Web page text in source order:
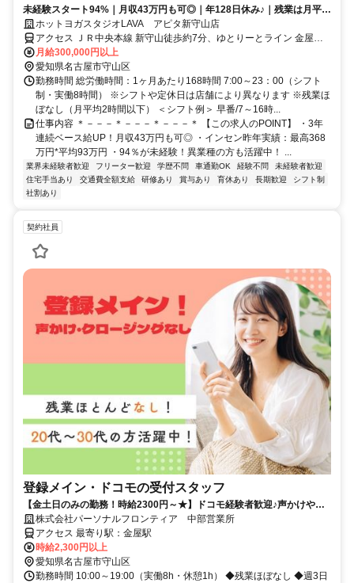
未経験スタート94%｜月収43万円も可◎｜年128日休み♪｜残業は月平均
2時間以下
ホットヨガスタジオLAVA アピタ新守山店
アクセス ＪＲ中央本線 新守山徒歩約7分、ゆとりーとライン 金屋
（愛知県）徒歩約13分、ゆとりーとライン 守山（愛知県）徒歩約20
分 新守山駅改札徒歩8分 ※自動車通勤可（規定あり）※従業員用駐車
場あり
月給300,000円以上
愛知県名古屋市守山区
勤務時間 総労働時間：1ヶ月あたり168時間 7:00～23：00（シフト
制・実働8時間） ※シフトや定休日は店舗により異なります ※残業ほ
ぼなし（月平均2時間以下） ＜シフト例＞ 早番/7～16時...
仕事内容 ＊－－－＊－－－＊－－－＊ 【この求人のPOINT】 ・3年
連続ベース給UP！月収43万円も可◎ ・インセン昨年実績：最高368
万円*平均93万円 ・94％が未経験！異業種の方も活躍中！ ...
業界未経験者歓迎 フリーター歓迎 学歴不問 車通勤OK 経験不問
未経験者歓迎
住宅手当あり
交通費全額支給 研修あり 賞与あり 育休あり 長期歓迎
シフト制
社割あり
契約社員
登録メイン・ドコモの受付スタッフ
【金土日のみの勤務！時給2300円～★】ドコモ経験者歓迎♪声かけやク
ロージングはナシ！
株式会社パーソナルフロンティア 中部営業所
アクセス 最寄り駅：金屋駅
時給2,300円以上
愛知県名古屋市守山区
勤務時間 10:00～19:00（実働8h・休憩1h） ◆残業ほぼなし ◆週3日